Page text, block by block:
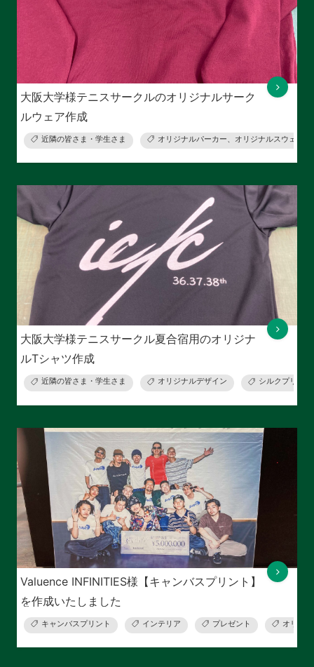
大阪大学様テニスサークルのオリジナルサーク
ルウェア作成
近隣の皆さま・学生さま オリジナルパーカー、オリジナルスウェット
大阪大学様テニスサークル夏合宿用のオリジナ
ルTシャツ作成
近隣の皆さま・学生さま オリジナルデザイン シルクプリン
Valuence INFINITIES様【キャンバスプリント】
を作成いたしました
キャンバスプリント インテリア プレゼント オリジ